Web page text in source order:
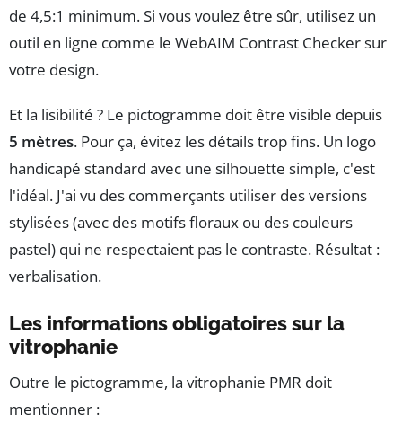
de 4,5:1 minimum. Si vous voulez être sûr, utilisez un
outil en ligne comme le WebAIM Contrast Checker sur
votre design.
Et la lisibilité ? Le pictogramme doit être visible depuis
5 mètres. Pour ça, évitez les détails trop fins. Un logo
handicapé standard avec une silhouette simple, c'est
l'idéal. J'ai vu des commerçants utiliser des versions
stylisées (avec des motifs floraux ou des couleurs
pastel) qui ne respectaient pas le contraste. Résultat :
verbalisation.
Les informations obligatoires sur la
vitrophanie
Outre le pictogramme, la vitrophanie PMR doit
mentionner :